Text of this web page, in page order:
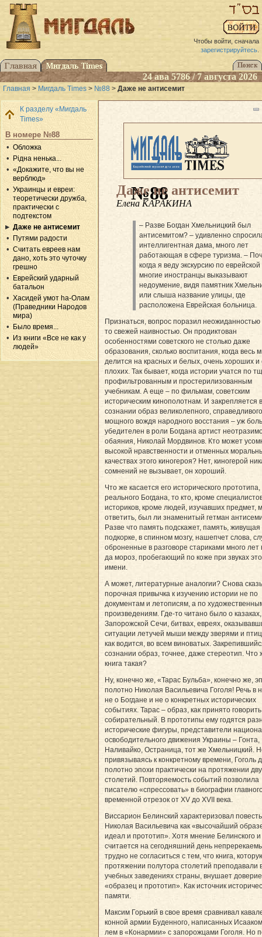
Чтобы войти, сначала
зарегистрируйтесь.
24 ава 5786 / 7 августа 2026
Главная > Мигдаль Times > №88 > Даже не антисемит
К разделу «Мигдаль
Times»
В номере №88
Обложка
Рідна ненька...
«Докажите, что вы не
верблюд»
Украинцы и евреи:
теоретически дружба,
практически с
подтекстом
Даже не антисемит
Путями радости
Считать евреев нам
дано, хоть это чуточку
грешно
Еврейский ударный
батальон
Хасидей умот hа-Олам
(Праведники Народов
мира)
Было время...
Из книги «Все не как у
людей»
№88
Даже не антисемит
Елена КАРАКИНА
– Разве Богдан Хмельницкий был
антисемитом? – удивленно
интеллигентная дама, много лет
работающая в сфере туризма. –
когда я веду экскурсию по
многие иностранцы выказывают
недоумение, видя памятник
или слыша название улицы, где
расположена Еврейская больница.
Признаться, вопрос поразил неожиданностью
то свежей наивностью. Он продиктован
особенностями советского не столько даже
образования, сколько воспитания, когда весь
делится на красных и белых, очень хороших и
плохих. Так бывает, когда истории учатся по
профильтрованным и простерилизованным
учебникам. А еще – по фильмам, советским
историческим кинополотнам. И закрепляется в
сознании образ великолепного,
мощного вождя народного восстания – уж
убедителен в роли Богдана артист
обаяния, Ни­ко­лай Мордвинов. Кто может
высокой нравственности и отменных
качествах этого киногероя? Нет, киногерой
сомнений не вызывает, он хороший.
Что же касается его исторического прототипа,
реального Богдана, то кто, кроме
историков, кроме людей, изучавших предмет,
ответить, был ли знаменитый гетман
Разве что память подскажет, память, живущая
подкорке, в спинном мозгу, нашепчет слова,
оброненные в разговоре стариками много лет
да мороз, пробегающий по коже при звуках
имени.
А может, литературные аналогии? Снова
порочная привычка к изучению истории не по
документам и летописям, а по
произведениям. Где-то читано было о казаках,
Запорожской Сечи, битвах, евреях,
ситуации летучей мыши между зверями и
как водится, во всем виноватых.
сознании образ, точнее, даже стереотип. Что
книга такая?
Ну, конечно же, «Тарас Бульба», конечно же,
полотно Николая Васильевича Гоголя! Речь в
не о Богдане и не о конкретных исторических
событиях. Тарас – образ, как принято
собирательный. В прототипы ему годятся
исторические фигуры, представители
освободительного движения Украины – Гонта,
Наливайко, Остраница, тот же Хмельницкий.
привязываясь к конкретному времени, Гоголь
полотно эпохи практически на протяжении
столетий. Повторяемость событий поз­во­­ли­ла
писателю «спрессовать» в биографии
временной отрезок от XV до XVII века.
Виссарион Белинский характеризовал повесть
Николая Васильевича как «высочайший
идеал и прототип». Хотя мнение Белинского
считается на сегодняшний день
трудно не согласиться с тем, что книга,
протяжении полутора столетий преподавали
учебных заведениях страны, внушает
«образец и прототип». Как источник
памяти.
Максим Горький в свое время сравнивал
конной армии Буденного, написанных
лем в «Конармии» с запорожцами Гоголя. Но